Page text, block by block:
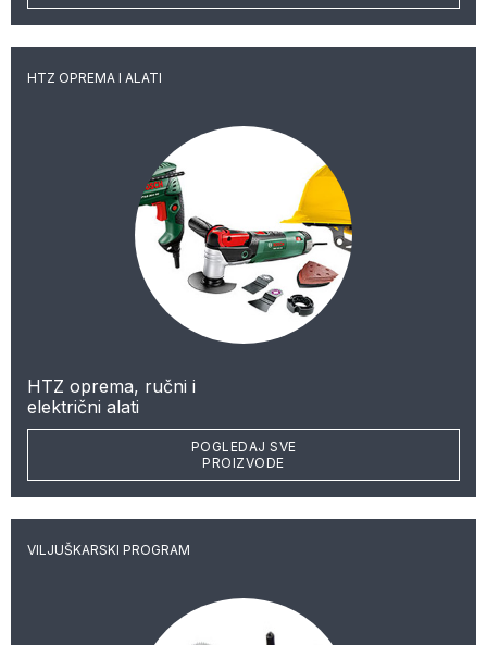
HTZ OPREMA I ALATI
HTZ oprema, ručni i
električni alati
POGLEDAJ SVE
PROIZVODE
VILJUŠKARSKI PROGRAM